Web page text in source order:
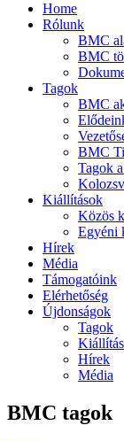
Home
Rólunk
BMC
BMC
Tagok
BMC
BMC
Tagok
Kiállítások
Közös
Egyéni
Hírek
Média
Támogatóink
Elérhetőség
Újdonságok
Tagok
Hírek
Média
BMC tagok